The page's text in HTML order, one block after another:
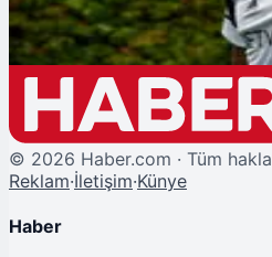
© 2026 Haber.com · Tüm
Reklam·İletişim·Künye
Haber